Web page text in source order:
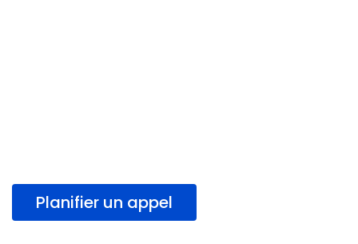
Planifier un appel